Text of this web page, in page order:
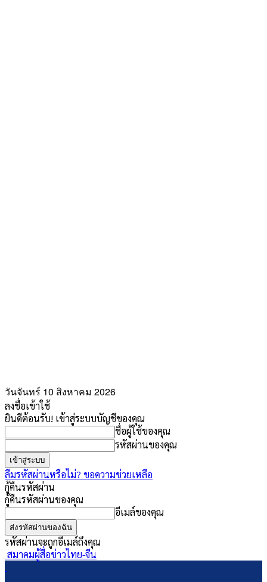
วันจันทร์ 10 สิงหาคม 2026
ลงชื่อเข้าใช้
ยินดีต้อนรับ! เข้าสู่ระบบบัญชีของคุณ
ชื่อผู้ใช้ของคุณ
รหัสผ่านของคุณ
ลืมรหัสผ่านหรือไม่? ขอความช่วยเหลือ
กู้คืนรหัสผ่าน
กู้คืนรหัสผ่านของคุณ
อีเมล์ของคุณ
รหัสผ่านจะถูกอีเมล์ถึงคุณ
สมาคมผู้สื่อข่าวไทย-จีน